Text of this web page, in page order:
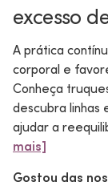
excesso
A prática
corporal e
Conheça
descubra linhas
ajudar a
mais]
Gostou das